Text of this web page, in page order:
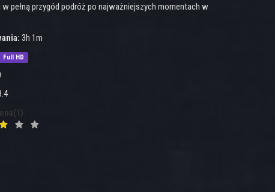
pełną przygód podróż po najważniejszych momentach w
3h 1m
Full HD